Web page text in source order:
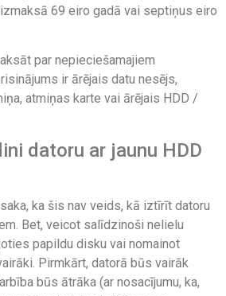
69 eiro gadā vai septiņus eiro
par nepieciešamajiem
ir ārējais datu nesējs,
atmiņas karte vai ārējais HDD /
datoru ar jaunu HDD
ka šis nav veids, kā iztīrīt datoru
Bet, veicot salīdzinoši nelielu
papildu disku vai nomainot
Pirmkārt, datorā būs vairāk
būs ātrāka (ar nosacījumu, ka,